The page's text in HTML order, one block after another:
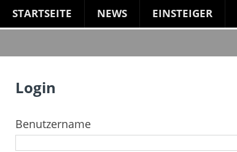
STARTSEITE NEWS EINSTEIGER
Login
Benutzername